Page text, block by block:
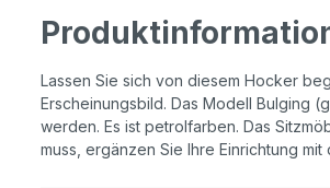
Lassen Sie sich von diesem Hocker
Erscheinungsbild. Das Modell Bulging
werden. Es ist petrolfarben. Das
muss, ergänzen Sie Ihre Einrichtung